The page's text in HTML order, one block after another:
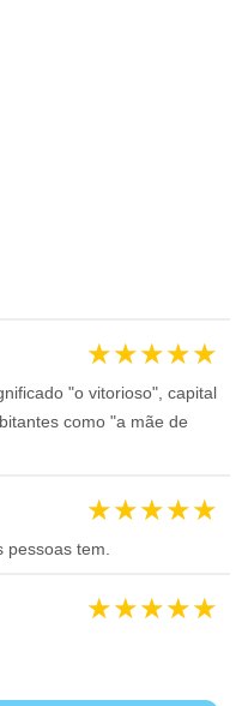
★★★★★
"o vitorioso", capital
como "a mãe de
★★★★★
tem.
★★★★★